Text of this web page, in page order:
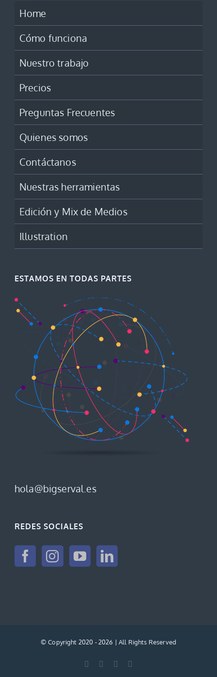
Home
Cómo funciona
Nuestro trabajo
Precios
Preguntas Frecuentes
Quienes somos
Contáctanos
Nuestras herramientas
Edición y Mix de Medios
Illustration
ESTAMOS EN TODAS PARTES
hola@bigserval.es
REDES SOCIALES
© Copyright 2020 -2026 | All Rights Reserved
FacebookInstagramYouTube